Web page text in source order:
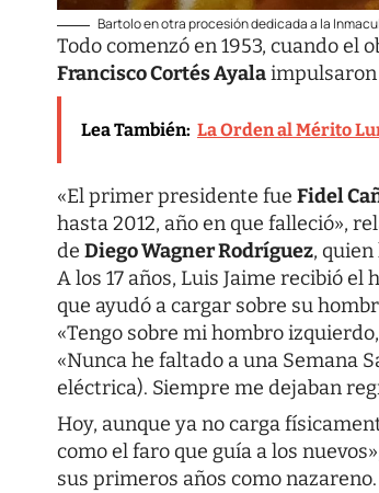
Bartolo en otra procesión dedicada a la
Todo comenzó en 1953, cuando el
Francisco Cortés Ayalaimpulsaron
Lea También: La Orden al Mérito
«El primer presidente fue Fidel
hasta 2012, año en que falleció»,
de Diego Wagner Rodríguez,
A los 17 años, Luis Jaime recibió
que ayudó a cargar sobre su
«Tengo sobre mi hombro
«Nunca he faltado a una Semana
eléctrica). Siempre me dejaban
Hoy, aunque ya no carga
como el faro que guía a los
sus primeros años como nazareno.